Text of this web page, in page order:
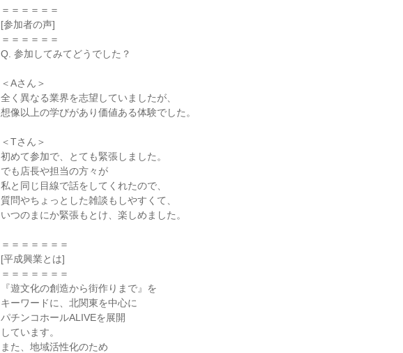
＝＝＝＝＝＝
[参加者の声]
＝＝＝＝＝＝
Q. 参加してみてどうでした？
＜Aさん＞
全く異なる業界を志望していましたが、
想像以上の学びがあり価値ある体験でした。
＜Tさん＞
初めて参加で、とても緊張しました。
でも店長や担当の方々が
私と同じ目線で話をしてくれたので、
質問やちょっとした雑談もしやすくて、
いつのまにか緊張もとけ、楽しめました。
＝＝＝＝＝＝＝
[平成興業とは]
＝＝＝＝＝＝＝
『遊文化の創造から街作りまで』を
キーワードに、北関東を中心に
パチンコホールALIVEを展開
しています。
また、地域活性化のため